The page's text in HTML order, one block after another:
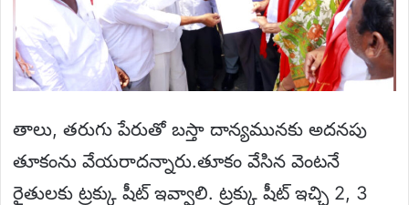
తాలు, తరుగు పేరుతో బస్తా దాన్యమునకు అదనపు
తూకంను వేయరాదన్నారు.తూకం వేసిన వెంటనే
రైతులకు ట్రక్కు షీట్ ఇవ్వాలి. ట్రక్కు షీట్ ఇచ్చి 2, 3